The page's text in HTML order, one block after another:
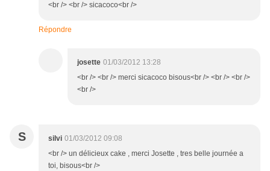
<br /> <br /> sicacoco<br />
Répondre
josette 01/03/2012 13:28
<br /> <br /> merci sicacoco bisous<br /> <br /> <br />
<br />
S silvi 01/03/2012 09:08
<br /> un délicieux cake , merci Josette , tres belle journée a
toi, bisous<br />